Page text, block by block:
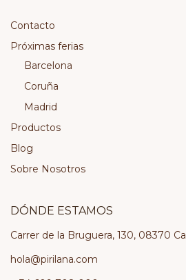
Contacto
Próximas ferias
Barcelona
Coruña
Madrid
Productos
Blog
Sobre Nosotros
DÓNDE ESTAMOS
Carrer de la Bruguera, 130, 08370
hola@pirilana.com